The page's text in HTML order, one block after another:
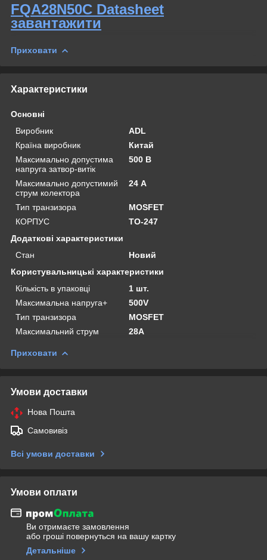
FQA28N50C Datasheet
завантажити
Приховати
Характеристики
Основні
Виробник
ADL
Країна виробник
Китай
Максимально допустима
напруга затвор-витік
500 В
Максимально допустимий
струм колектора
24 А
Тип транзизора
MOSFET
КОРПУС
TO-247
Додаткові характеристики
Стан
Новий
Користувальницькі характеристики
Кількість в упаковці
1 шт.
Максимальна напруга+
500V
Тип транзизора
MOSFET
Максимальний струм
28A
Приховати
Умови доставки
Нова Пошта
Самовивіз
Всі умови доставки
Умови оплати
Ви отримаєте замовлення
або гроші повернуться на вашу картку
Детальніше